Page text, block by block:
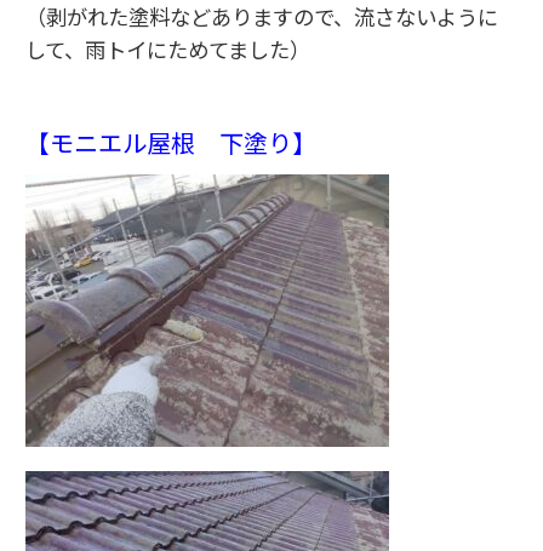
（剥がれた塗料などありますので、流さないように
して、雨トイにためてました）
【モニエル屋根 下塗り】